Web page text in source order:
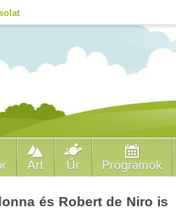
Art Űr Programok
és Robert de Niro is